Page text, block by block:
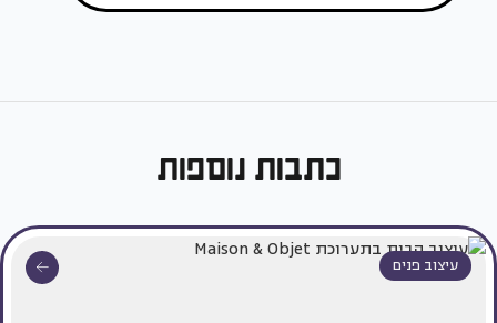
כתבות נוספות
עיצוב פנים